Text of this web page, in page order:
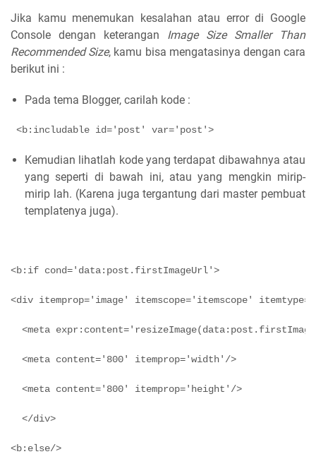
Jika kamu menemukan kesalahan atau error di Google
Console dengan keterangan Image Size Smaller Than
Recommended Size, kamu bisa mengatasinya dengan cara
berikut ini :
Pada tema Blogger, carilah kode :
<b:includable id='post' var='post'>
Kemudian lihatlah kode yang terdapat dibawahnya atau
yang seperti di bawah ini, atau yang mengkin mirip-
mirip lah. (Karena juga tergantung dari master pembuat
templatenya juga).
<b:if cond='data:post.firstImageUrl'>
<div itemprop='image' itemscope='itemscope'
<meta
<meta content='800' itemprop='width'/>
<meta content='800' itemprop='height'/>
</div>
<b:else/>